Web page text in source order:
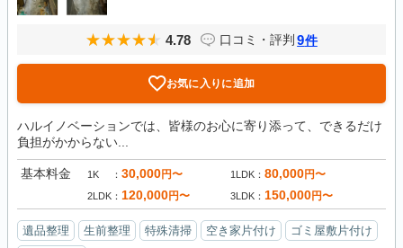
4.78 口コミ・評判 9件
お気に入りに追加
ハルイノベーションでは、皆様のお心に寄り添って、できるだけ
負担がかからない...
基本料金 1K 30,000円〜 1LDK 80,000円〜
2LDK 120,000円〜 3LDK 150,000円〜
遺品整理 生前整理 特殊清掃 空き家片付け
ゴミ屋敷片付け